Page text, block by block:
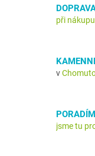
při
v
jsme tu